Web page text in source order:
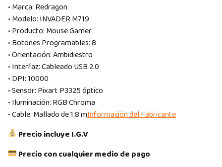
• Marca: Redragon
• Modelo: INVADER M719
• Producto: Mouse Gamer
• Botones Programables: 8
• Orientación: Ambidiestro
• Interfaz: Cableado USB 2.0
• DPI: 10000
• Sensor: Pixart P3325 óptico
• Iluminación: RGB Chroma
• Cable: Mallado de 1.8 mInformación del Fabricante
Precio incluye I.G.V
Precio con cualquier medio de pago